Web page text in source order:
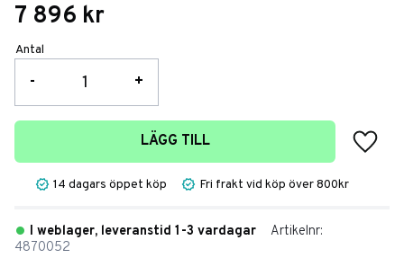
7 896 kr
Antal
+
-
LÄGG TILL
Lägg
14 dagars öppet köp Fri frakt vid köp över 800kr
I weblager, leveranstid 1-3 vardagar
Artikelnr
4870052